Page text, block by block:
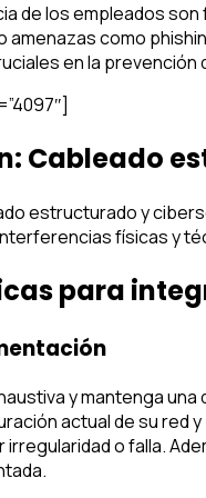
de los empleados
como
en la
Cableado
estructurado y
físicas y
para
y mantenga
actual de su red
irregularidad o falla.